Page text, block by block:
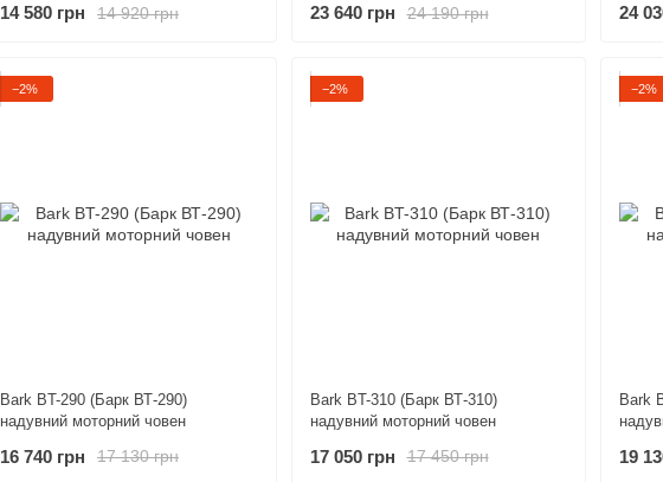
14 920 грн
14 580 грн 24 190 грн
23 640 грн 24
−2%
Bark BT-290 (Барк ВТ-290)
надувний моторний човен
17 130 грн
16 740 грн
−2%
Bark BT-310 (Барк ВТ-310)
надувний моторний човен
17 450 грн
17 050 грн
−2%
Bark
19